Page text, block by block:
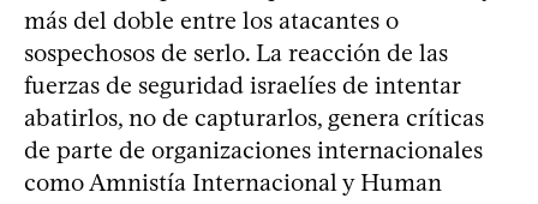
más del doble entre los atacantes o
sospechosos de serlo. La reacción de las
fuerzas de seguridad israelíes de intentar
abatirlos, no de capturarlos, genera críticas
de parte de organizaciones internacionales
como Amnistía Internacional y Human